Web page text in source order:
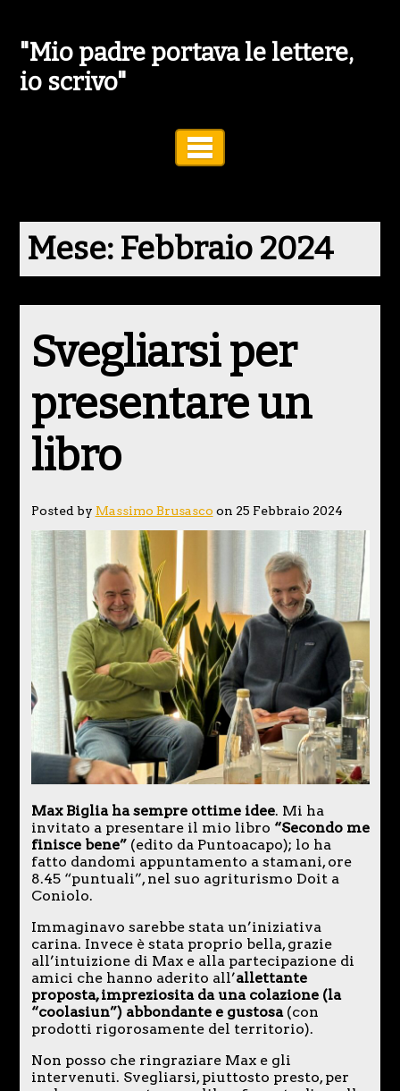
"Mio padre portava le lettere,
io scrivo"
Mese: Febbraio 2024
Svegliarsi per
presentare un
libro
Posted by Massimo Brusasco on 25 Febbraio 2024
Max Biglia ha sempre ottime idee. Mi ha
invitato a presentare il mio libro “Secondo me
finisce bene”(edito da Puntoacapo); lo ha
fatto dandomi appuntamento a stamani, ore
8.45 “puntuali”, nel suo agriturismo Doit a
Coniolo.
Immaginavo sarebbe stata un’iniziativa
carina. Invece è stata proprio bella, grazie
all’intuizione di Max e alla partecipazione di
amici che hanno aderito all’allettante
proposta, impreziosita da una colazione (la
“coolasiun”) abbondante e gustosa(con
prodotti rigorosamente del territorio).
Non posso che ringraziare Max e gli
intervenuti. Svegliarsi, piuttosto presto, per